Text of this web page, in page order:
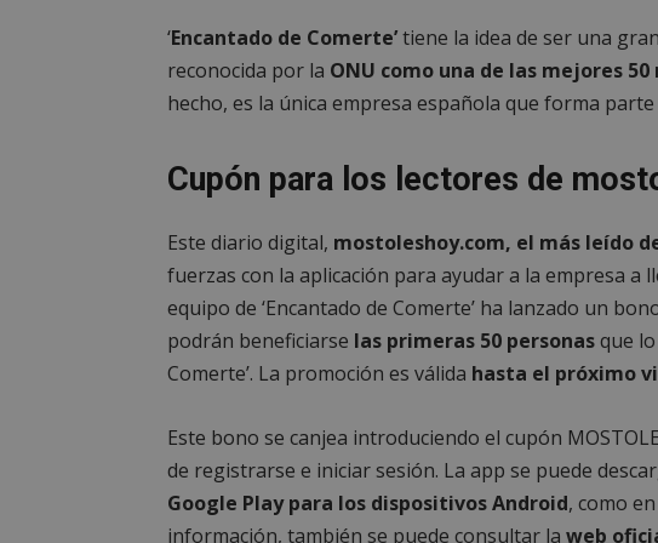
‘Encantado de Comerte’tiene la idea de ser una
reconocida por la ONU como una de las mejores
hecho, es la única empresa española que forma
Cupón para los lectores de
Este diario digital, mostoleshoy.com, el más leído
fuerzas con la aplicación para ayudar a la empresa a
equipo de ‘Encantado de Comerte’ ha lanzado un
podrán beneficiarse las primeras 50 personasque
Comerte’. La promoción es válida hasta el próximo
Este bono se canjea introduciendo el cupón
de registrarse e iniciar sesión. La app se puede
Google Play para los dispositivos Android, como
información, también se puede consultar la web
CookieScriptConsent
VISITOR_PRIVACY_METADATA
msToken
cf_clearance